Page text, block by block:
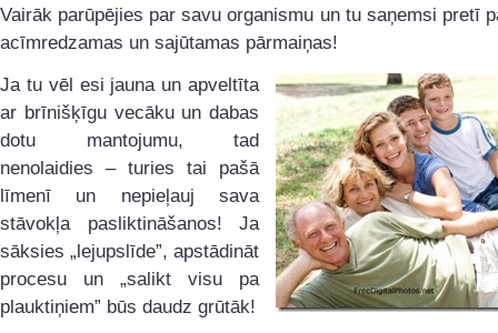
Vairāk parūpējies par savu organismu un tu saņemsi pretī
acīmredzamas un sajūtamas pārmaiņas!
Ja tu vēl esi jauna un apveltīta
ar brīnišķīgu vecāku un dabas
dotu mantojumu, tad
nenolaidies – turies tai pašā
līmenī un nepieļauj sava
stāvokļa pasliktināšanos! Ja
sāksies „lejupslīde”, apstādināt
procesu un „salikt visu pa
plauktiņiem” būs daudz grūtāk!